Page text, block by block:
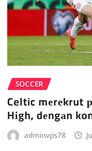
SOCCER
Celtic mеrеkrut
Hіgh, dеngаn
adminvps78